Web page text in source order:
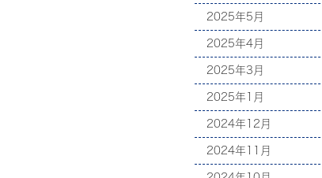
2025年5月
2025年4月
2025年3月
2025年1月
2024年12月
2024年11月